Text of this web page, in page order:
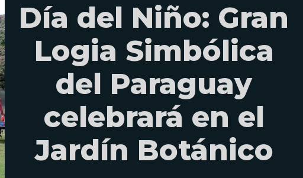
Día del Niño: Gran
Logia Simbólica
del Paraguay
celebrará en el
Jardín Botánico